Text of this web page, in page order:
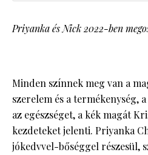
Priyanka és Nick 2022-ben
Minden színnek meg van a
szerelem és a termékenység,
az egészséget, a kék magát
kezdeteket jelenti. Priyanka
jókedvvel-bőséggel részesül,